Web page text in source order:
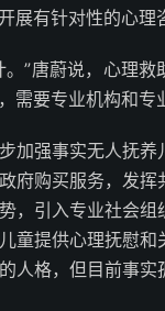
展有针对性的心理
。”唐蔚说，心理
需要专业机构和专
加强事实无人抚养
府购买服务，发
，引入专业社会组
童提供心理抚慰和
人格，但目前事实